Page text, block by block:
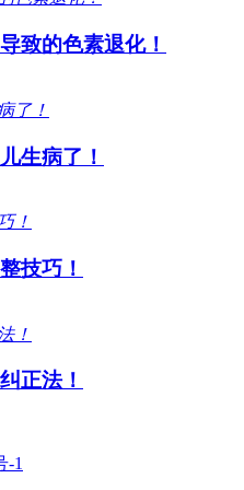
致的色素退化！
生病了！
技巧！
正法！
-1